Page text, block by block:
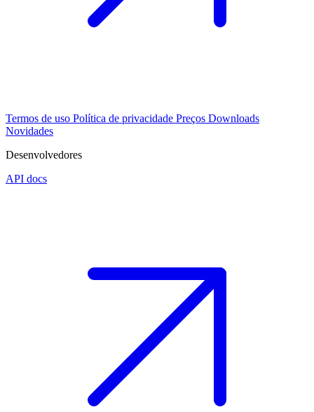
Termos de uso Política de privacidade Preços Downloads
Novidades
Desenvolvedores
API docs